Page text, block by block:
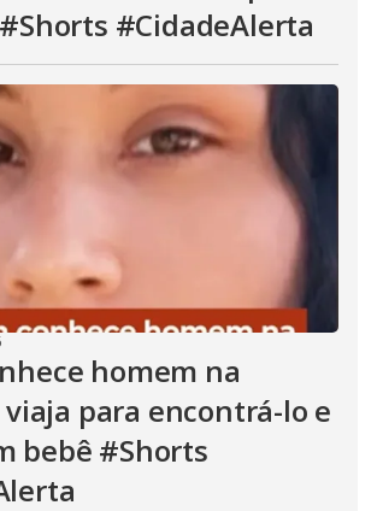
#CidadeAlerta
homem na
para encontrá-lo e
bebê #Shorts